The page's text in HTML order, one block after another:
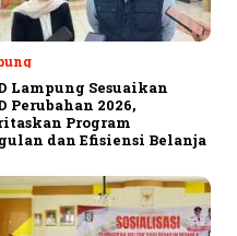
Lampung Sesuaikan
Perubahan 2026,
Program
dan Efisiensi Belanja